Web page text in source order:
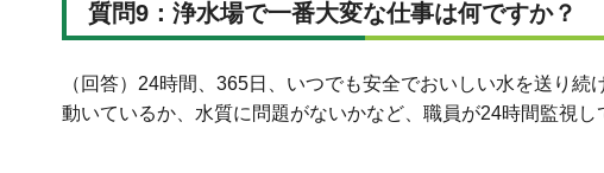
質問9：浄水場で一番大変な仕事は何ですか？
（回答）24時間、365日、いつでも安全でおいしい水を送り
動いているか、水質に問題がないかなど、職員が24時間監視し